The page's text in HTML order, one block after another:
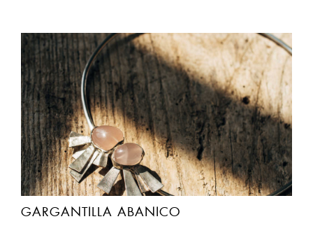
GARGANTILLA ABANICO